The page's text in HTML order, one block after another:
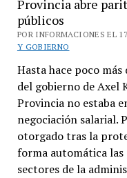
Provincia abre
públicos
POR INFORMACIONES EL
Y GOBIERNO
Hasta hace poco
del gobierno de Axel
Provincia no estaba
negociación salarial.
otorgado tras la
forma automática
sectores de la